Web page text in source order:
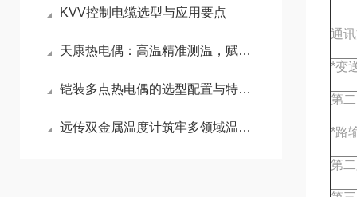
KVV控制电缆选型与应用要点
天康热电偶：高温精准测温，赋能工况安全运行
铠装多点热电偶的选型配置与特殊应用场景深度剖析
远传双金属温度计筑牢多领域温度管控防线
通
*变
第
*路
第